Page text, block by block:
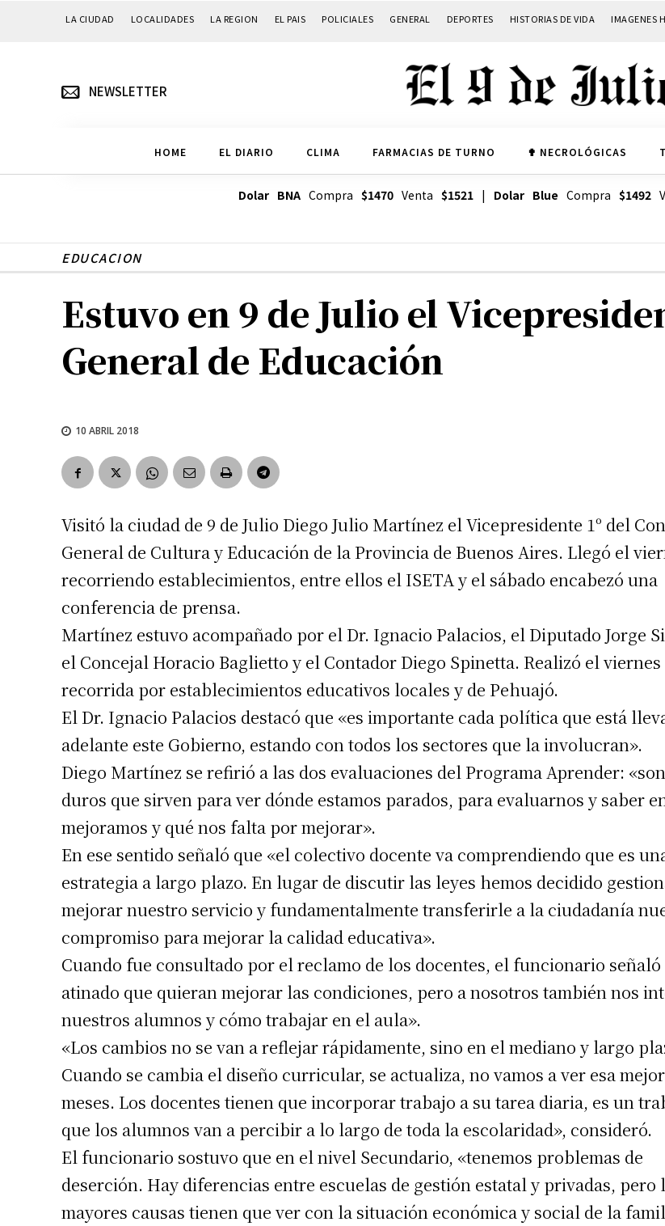
LA CIUDAD LOCALIDADES LA REGION EL PAIS POLICIALES GENERAL DEPORTES HISTORIAS DE VIDA IMAGENES
NEWSLETTER
HOME EL DIARIO CLIMA FARMACIAS DE TURNO ✟ NECROLÓGICAS
Dolar BNACompra $1470Venta $1521| Dolar Blue Compra $1492
EDUCACION
Estuvo en 9 de Julio el
General de Educación
10 ABRIL 2018
Visitó la ciudad de 9 de Julio Diego Julio Martínez el Vicepresidente 1º del
General de Cultura y Educación de la Provincia de Buenos Aires. Llegó el
recorriendo establecimientos, entre ellos el ISETA y el sábado encabezó una
conferencia de prensa.
Martínez estuvo acompañado por el Dr. Ignacio Palacios, el Diputado Jorge
el Concejal Horacio Baglietto y el Contador Diego Spinetta. Realizó el
recorrida por establecimientos educativos locales y de Pehuajó.
El Dr. Ignacio Palacios destacó que «es importante cada política que está
adelante este Gobierno, estando con todos los sectores que la involucran».
Diego Martínez se refirió a las dos evaluaciones del Programa Aprender:
duros que sirven para ver dónde estamos parados, para evaluarnos y saber
mejoramos y qué nos falta por mejorar».
En ese sentido señaló que «el colectivo docente va comprendiendo que es
estrategia a largo plazo. En lugar de discutir las leyes hemos decidido
mejorar nuestro servicio y fundamentalmente transferirle a la ciudadanía
compromiso para mejorar la calidad educativa».
Cuando fue consultado por el reclamo de los docentes, el funcionario señaló
atinado que quieran mejorar las condiciones, pero a nosotros también nos
nuestros alumnos y cómo trabajar en el aula».
«Los cambios no se van a reflejar rápidamente, sino en el mediano y largo
Cuando se cambia el diseño curricular, se actualiza, no vamos a ver esa
meses. Los docentes tienen que incorporar trabajo a su tarea diaria, es un
que los alumnos van a percibir a lo largo de toda la escolaridad», consideró.
El funcionario sostuvo que en el nivel Secundario, «tenemos problemas de
deserción. Hay diferencias entre escuelas de gestión estatal y privadas, pero
mayores causas tienen que ver con la situación económica y social de la